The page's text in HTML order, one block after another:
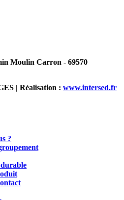
Moulin Carron - 69570
| Réalisation : www.intersed.fr
?